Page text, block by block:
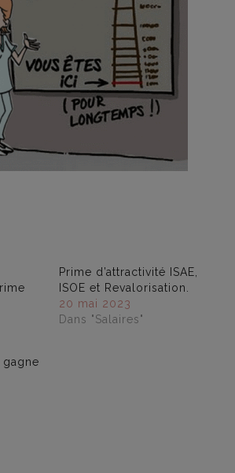
Prime d’attractivité ISAE,
ISOE et Revalorisation.
20 mai 2023
Dans "Salaires"
gagne